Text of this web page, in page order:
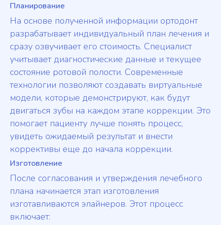
Планирование
На основе полученной информации ортодонт
разрабатывает индивидуальный план лечения и
сразу озвучивает его стоимость. Специалист
учитывает диагностические данные и текущее
состояние ротовой полости. Современные
технологии позволяют создавать виртуальные
модели, которые демонстрируют, как будут
двигаться зубы на каждом этапе коррекции. Это
помогает пациенту лучше понять процесс,
увидеть ожидаемый результат и внести
коррективы еще до начала коррекции.
Изготовление
После согласования и утверждения лечебного
плана начинается этап изготовления
изготавливаются элайнеров. Этот процесс
включает: